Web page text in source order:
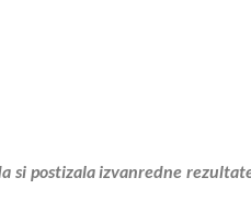
si postizala izvanredne